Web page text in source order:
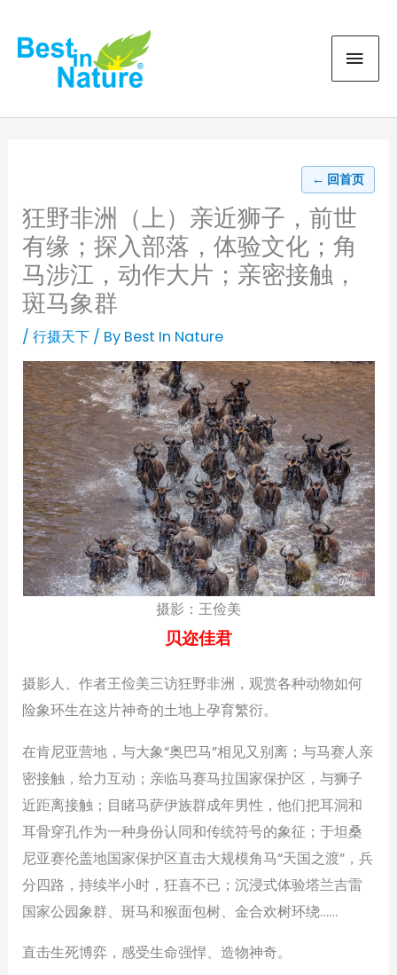
content
← 回首页
狂野非洲（上）亲近狮子，前世
有缘；探入部落，体验文化；角
马涉江，动作大片；亲密接触，
斑马象群
/行摄天下 / By Best In Nature
摄影：王俭美
贝迩佳君
摄影人、作者王俭美三访狂野非洲，观赏各种动物如何
险象环生在这片神奇的土地上孕育繁衍。
在肯尼亚营地，与大象“奥巴马”相见又别离；与马赛人亲
密接触，给力互动；亲临马赛马拉国家保护区，与狮子
近距离接触；目睹马萨伊族群成年男性，他们把耳洞和
耳骨穿孔作为一种身份认同和传统符号的象征；于坦桑
尼亚赛伦盖地国家保护区直击大规模角马“天国之渡”，兵
分四路，持续半小时，狂喜不已；沉浸式体验塔兰吉雷
国家公园象群、斑马和猴面包树、金合欢树环绕……
直击生死博弈，感受生命强悍、造物神奇。